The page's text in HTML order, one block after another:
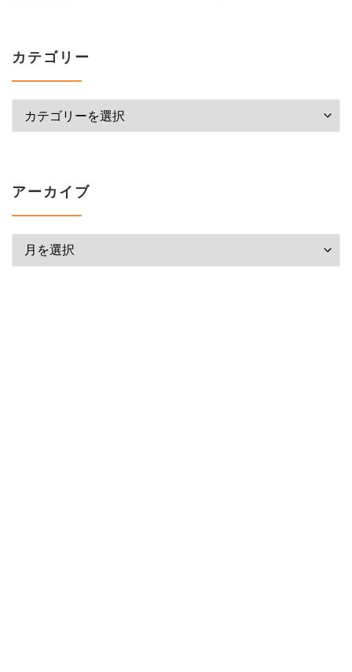
カテゴリー
カテゴリー
アーカイブ
アーカイブ